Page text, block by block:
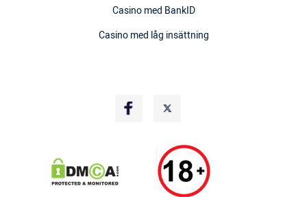
Casino med BankID
Casino med låg insättning